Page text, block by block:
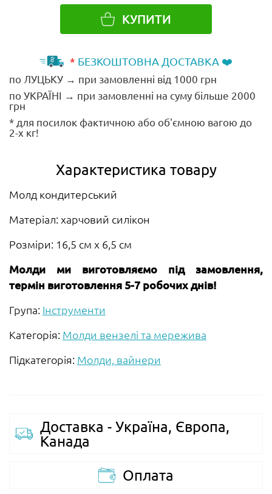
КУПИТИ
* БЕЗКОШТОВНА ДОСТАВКА ❤️
по ЛУЦЬКУ → при замовленні від 1000 грн
по УКРАЇНІ → при замовленні на суму більше 2000
грн
* для посилок фактичною або об'ємною вагою до
2-х кг!
Характеристика товару
Молд кондитерський
Матеріал: харчовий силікон
Розміри: 16,5 см х 6,5 см
Молди ми виготовляємо під замовлення,
термін виготовлення 5-7 робочих днів!
Група: Інструменти
Категорія: Молди вензелі та мережива
Підкатегорія: Молди, вайнери
Доставка - Україна, Європа,
Канада
Оплата